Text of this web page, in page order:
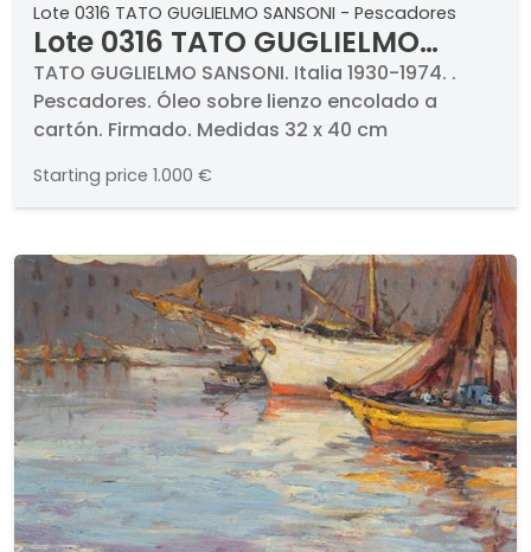
Lote 0316 TATO GUGLIELMO SANSONI - Pescadores
Lote 0316 TATO GUGLIELMO
SANSONI - Pescadores
TATO GUGLIELMO SANSONI. Italia 1930-1974. .
Pescadores. Óleo sobre lienzo encolado a
cartón. Firmado. Medidas 32 x 40 cm
Starting price 1.000 €